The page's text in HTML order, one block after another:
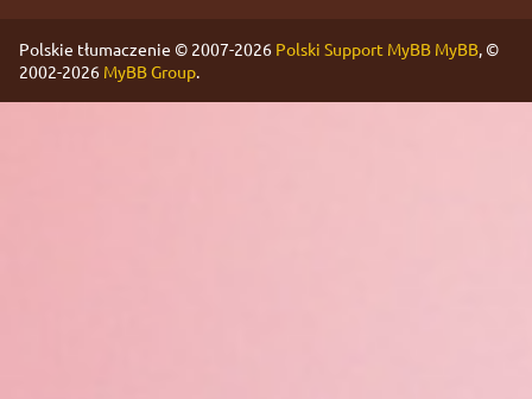
Polskie tłumaczenie © 2007-2026 Polski Support MyBB MyBB, ©
2002-2026 MyBB Group.